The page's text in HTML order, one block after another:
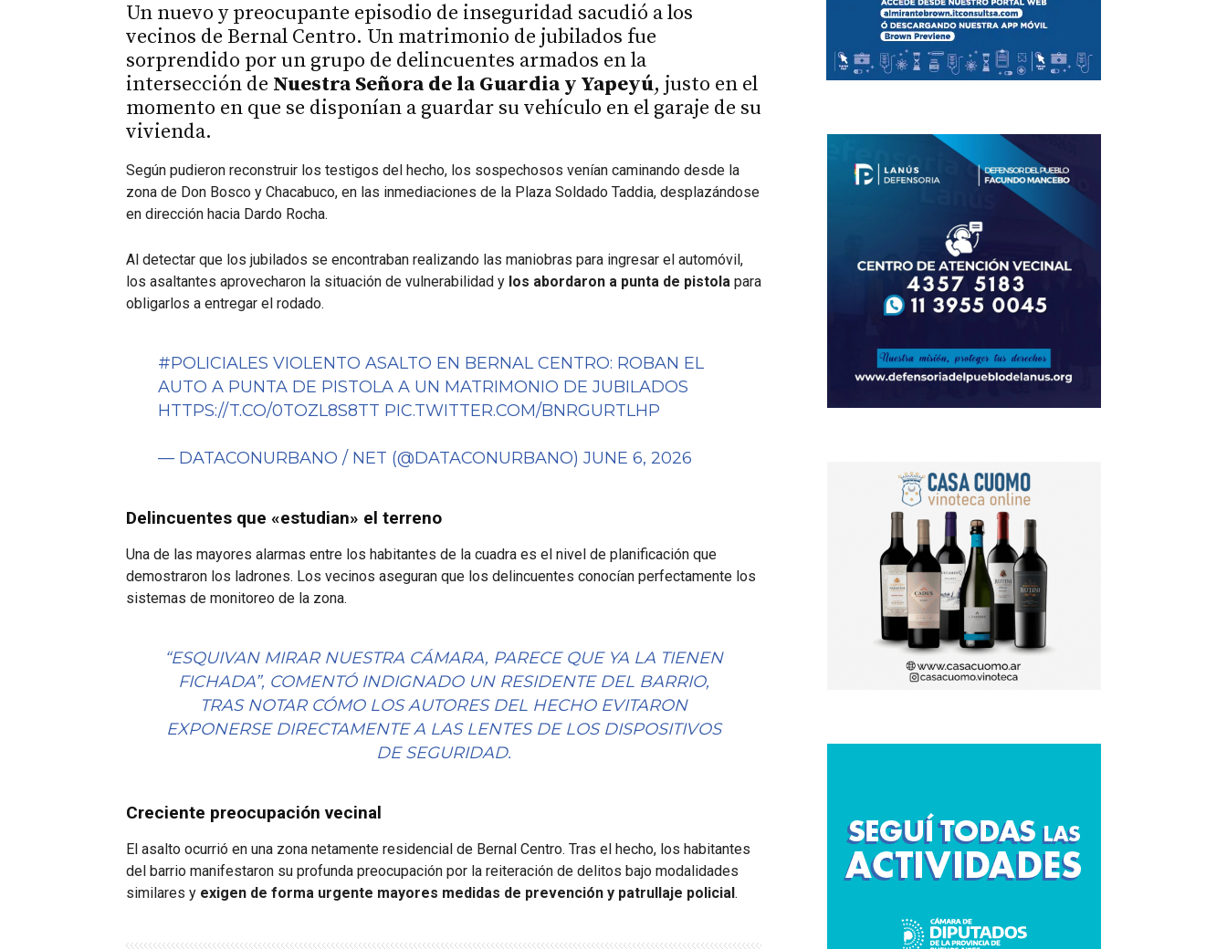
Un nuevo y preocupante episodio de inseguridad sacudió a los
vecinos de Bernal Centro. Un matrimonio de jubilados fue
sorprendido por un grupo de delincuentes armados en la
intersección de Nuestra Señora de la Guardia y Yapeyú, justo en el
momento en que se disponían a guardar su vehículo en el garaje de su
vivienda.
Según pudieron reconstruir los testigos del hecho, los sospechosos venían caminando desde la
zona de Don Bosco y Chacabuco, en las inmediaciones de la Plaza Soldado Taddia, desplazándose
en dirección hacia Dardo Rocha.
Al detectar que los jubilados se encontraban realizando las maniobras para ingresar el automóvil,
los asaltantes aprovecharon la situación de vulnerabilidad y los abordaron a punta de pistola para
obligarlos a entregar el rodado.
#POLICIALES VIOLENTO ASALTO EN BERNAL CENTRO: ROBAN EL
AUTO A PUNTA DE PISTOLA A UN MATRIMONIO DE JUBILADOS
HTTPS://T.CO/0TOZL8S8TT PIC.TWITTER.COM/BNRGURTLHP
— DATACONURBANO / NET (@DATACONURBANO) JUNE 6, 2026
Delincuentes que «estudian» el terreno
Una de las mayores alarmas entre los habitantes de la cuadra es el nivel de planificación que
demostraron los ladrones. Los vecinos aseguran que los delincuentes conocían perfectamente los
sistemas de monitoreo de la zona.
“ESQUIVAN MIRAR NUESTRA CÁMARA, PARECE QUE YA LA TIENEN
FICHADA”, COMENTÓ INDIGNADO UN RESIDENTE DEL BARRIO,
TRAS NOTAR CÓMO LOS AUTORES DEL HECHO EVITARON
EXPONERSE DIRECTAMENTE A LAS LENTES DE LOS DISPOSITIVOS
DE SEGURIDAD.
Creciente preocupación vecinal
El asalto ocurrió en una zona netamente residencial de Bernal Centro. Tras el hecho, los habitantes
del barrio manifestaron su profunda preocupación por la reiteración de delitos bajo modalidades
similares y exigen de forma urgente mayores medidas de prevención y patrullaje policial.